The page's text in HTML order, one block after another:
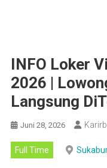
INFO Loker
2026 |
Langsung
Juni 28, 2026
Full Time